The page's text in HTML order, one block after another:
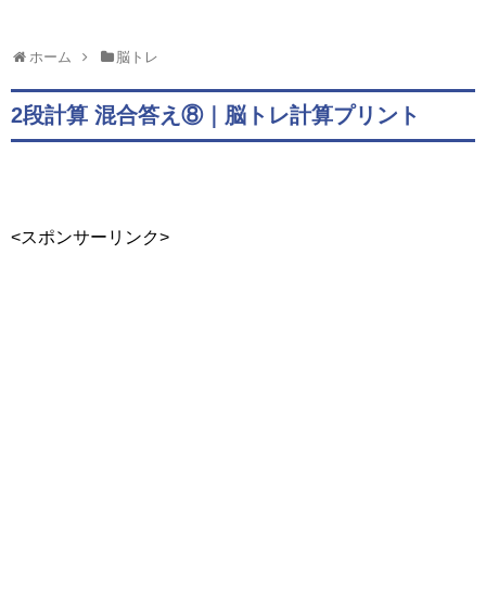
ホーム 脳トレ
2段計算 混合答え⑧｜脳トレ計算プリント
<スポンサーリンク>